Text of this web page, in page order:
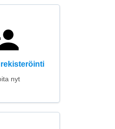
rekisteröinti
nyt